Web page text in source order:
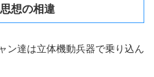
想の相違
ン達は立体機動兵器で乗り込ん